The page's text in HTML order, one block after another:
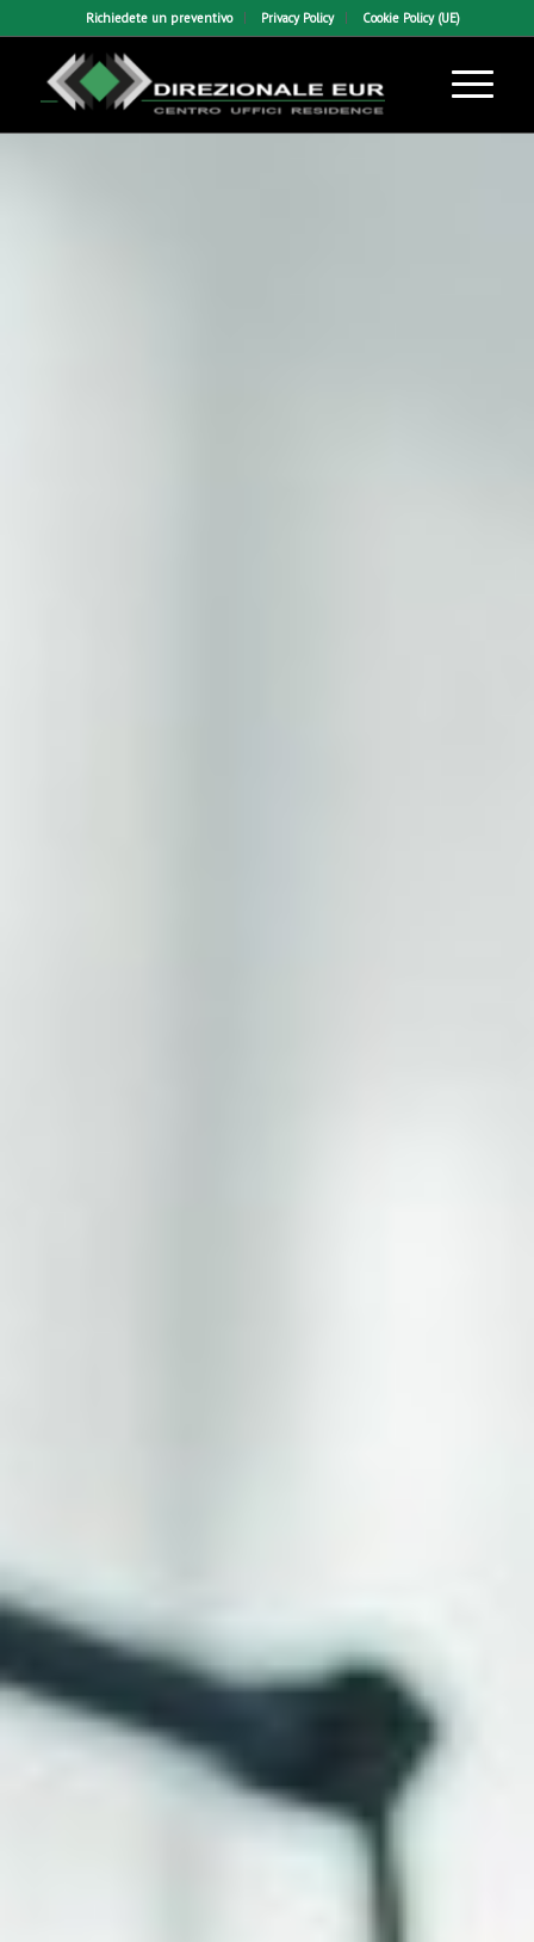
Richiedete un preventivo Privacy Policy Cookie Policy (UE)